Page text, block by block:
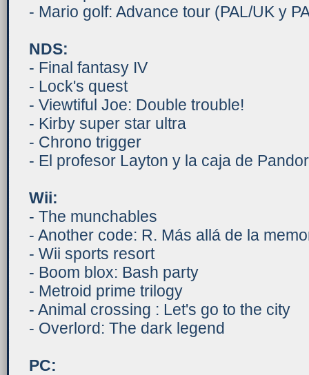
- Mario golf: Advance tour (PAL/UK y
NDS:
- Final fantasy IV
- Lock's quest
- Viewtiful Joe: Double trouble!
- Kirby super star ultra
- Chrono trigger
- El profesor Layton y la caja de
Wii:
- The munchables
- Another code: R. Más allá de la
- Wii sports resort
- Boom blox: Bash party
- Metroid prime trilogy
- Animal crossing : Let's go to the city
- Overlord: The dark legend
PC: